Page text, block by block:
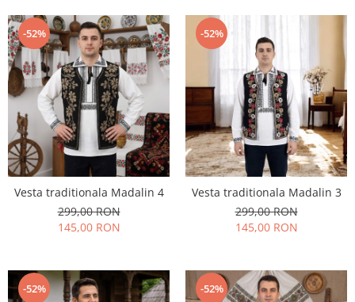
-52%
Vesta traditionala Madalin 4
299,00 RON
145,00 RON
-52%
Vesta traditionala Madalin 3
299,00 RON
145,00 RON
-52% -52%